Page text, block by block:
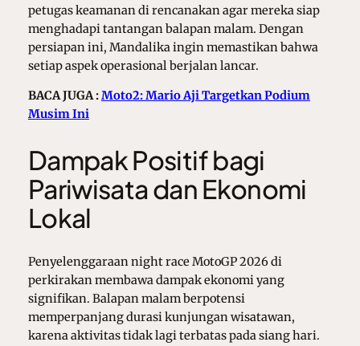
petugas keamanan di rencanakan agar mereka siap
menghadapi tantangan balapan malam. Dengan
persiapan ini, Mandalika ingin memastikan bahwa
setiap aspek operasional berjalan lancar.
BACA JUGA :Moto2: Mario Aji Targetkan Podium
Musim Ini
Dampak Positif bagi
Pariwisata dan Ekonomi
Lokal
Penyelenggaraan night race MotoGP 2026 di
perkirakan membawa dampak ekonomi yang
signifikan. Balapan malam berpotensi
memperpanjang durasi kunjungan wisatawan,
karena aktivitas tidak lagi terbatas pada siang hari.